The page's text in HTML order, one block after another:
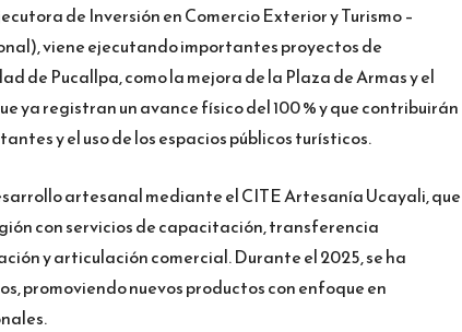
de Inversión en Comercio Exterior y Turismo –
viene ejecutando importantes proyectos de
de Pucallpa, como la mejora de la Plaza de Armas y el
ya registran un avance físico del 100 % y que contribuirán
y el uso de los espacios públicos turísticos.
artesanal mediante el CITE Artesanía Ucayali, que
con servicios de capacitación, transferencia
y articulación comercial. Durante el 2025, se ha
promoviendo nuevos productos con enfoque en